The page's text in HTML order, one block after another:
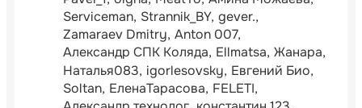
Serviceman Strannik_BY gever.
Zamaraev Dmitry Anton 007
Александр СПК Коляда Ellmatsa Жанара
Наталья083 igorlesovsky Евгений Био
Soltan ЕленаТарасова FELETI